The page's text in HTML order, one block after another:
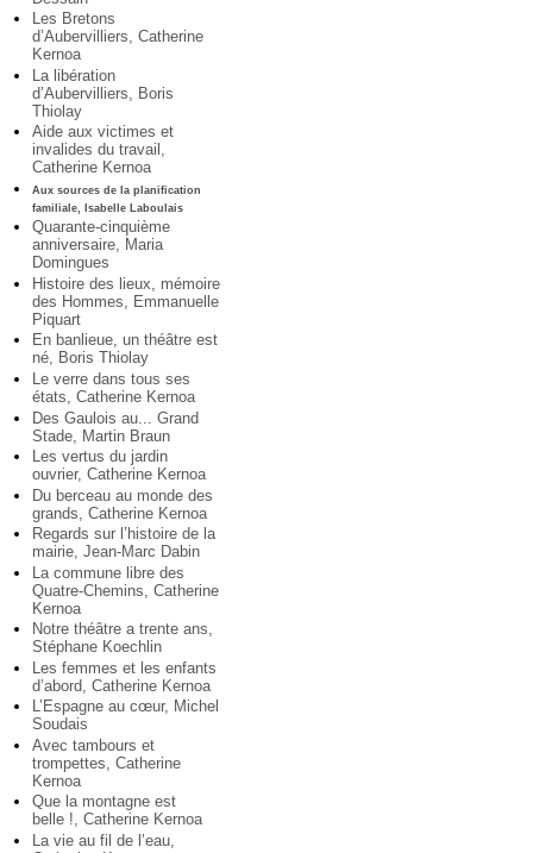
Les Bretons
d’Aubervilliers, Catherine
Kernoa
La libération
d’Aubervilliers, Boris
Thiolay
Aide aux victimes et
invalides du travail,
Catherine Kernoa
Aux sources de la planification
familiale, Isabelle Laboulais
Quarante-cinquième
anniversaire, Maria
Domingues
Histoire des lieux, mémoire
des Hommes, Emmanuelle
Piquart
En banlieue, un théâtre est
né, Boris Thiolay
Le verre dans tous ses
états, Catherine Kernoa
Des Gaulois au... Grand
Stade, Martin Braun
Les vertus du jardin
ouvrier, Catherine Kernoa
Du berceau au monde des
grands, Catherine Kernoa
Regards sur l’histoire de la
mairie, Jean-Marc Dabin
La commune libre des
Quatre-Chemins, Catherine
Kernoa
Notre théâtre a trente ans,
Stéphane Koechlin
Les femmes et les enfants
d’abord, Catherine Kernoa
L’Espagne au cœur, Michel
Soudais
Avec tambours et
trompettes, Catherine
Kernoa
Que la montagne est
belle !, Catherine Kernoa
La vie au fil de l’eau,